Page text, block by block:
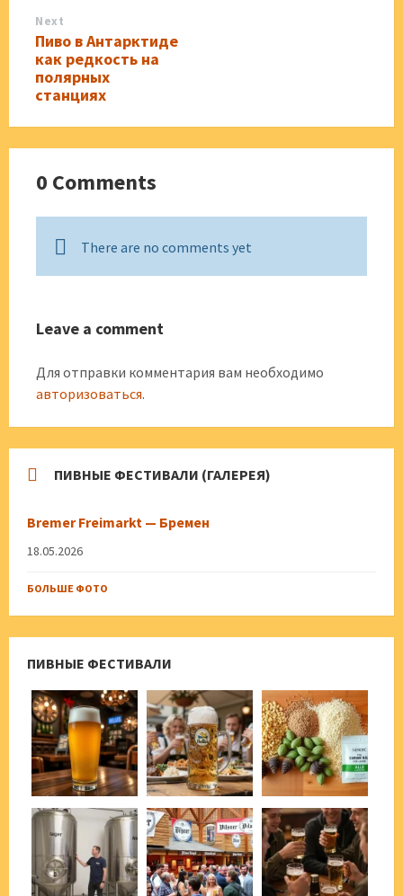
Next
Пиво в Антарктиде
как редкость на
полярных
станциях
0 Comments
There are no comments yet
Leave a comment
Для отправки комментария вам необходимо
авторизоваться.
ПИВНЫЕ ФЕСТИВАЛИ (ГАЛЕРЕЯ)
Bremer Freimarkt — Бремен
18.05.2026
БОЛЬШЕ ФОТО
ПИВНЫЕ ФЕСТИВАЛИ